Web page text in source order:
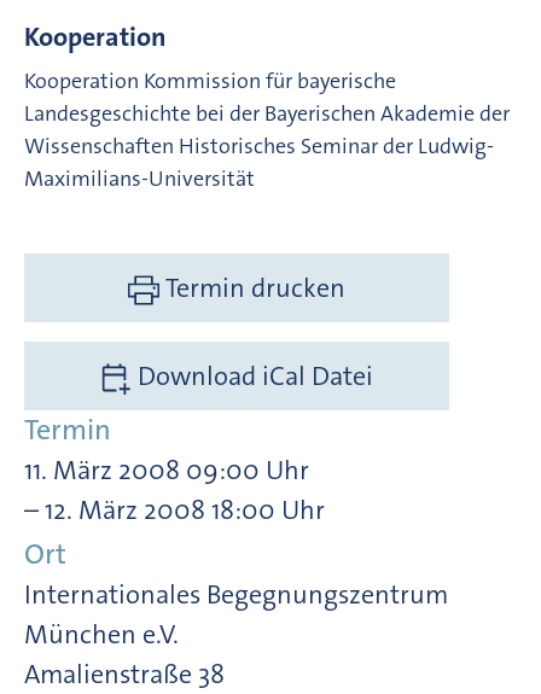
Kooperation
Kooperation Kommission für bayerische
Landesgeschichte bei der Bayerischen Akademie der
Wissenschaften Historisches Seminar der Ludwig-
Maximilians-Universität
Termin drucken
Download iCal Datei
Termin
11. März 2008 09:00 Uhr
– 12. März 2008 18:00 Uhr
Ort
Internationales Begegnungszentrum
München e.V.
Amalienstraße 38